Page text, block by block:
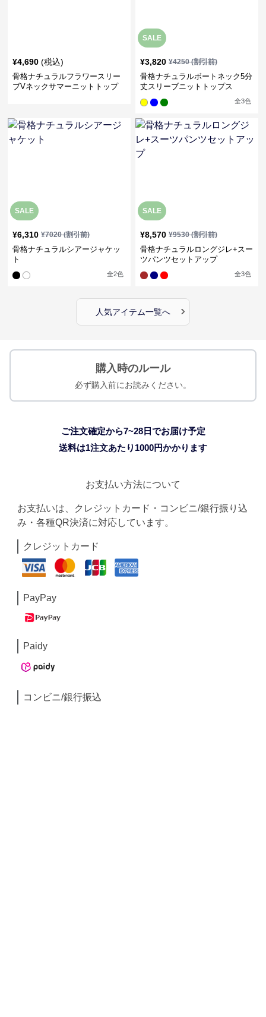
¥4,690 (税込)
骨格ナチュラルフラワースリー
ブVネックサマーニットトップ
SALE
¥3,820 ¥4250(割引前)
骨格ナチュラルボートネック5分
丈スリーブニットトップス
全3色
SALE
¥6,310 ¥7020(割引前)
骨格ナチュラルシアージャケッ
ト
全2色
SALE
¥8,570 ¥9530(割引前)
骨格ナチュラルロングジレ+スー
ツパンツセットアップ
全3色
人気アイテム一覧へ ›
購入時のルール
必ず購入前にお読みください。
ご注文確定から7~28日でお届け予定
送料は1注文あたり 1000円かかります
お支払い方法について
お支払いは、クレジットカード・コンビニ/銀行振り込
み・各種QR決済に対応しています。
クレジットカード
PayPay
Paidy
コンビニ/銀行振込